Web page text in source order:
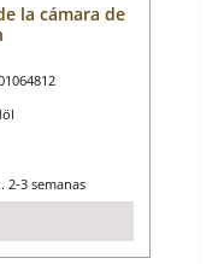
la cámara de
2-3 semanas